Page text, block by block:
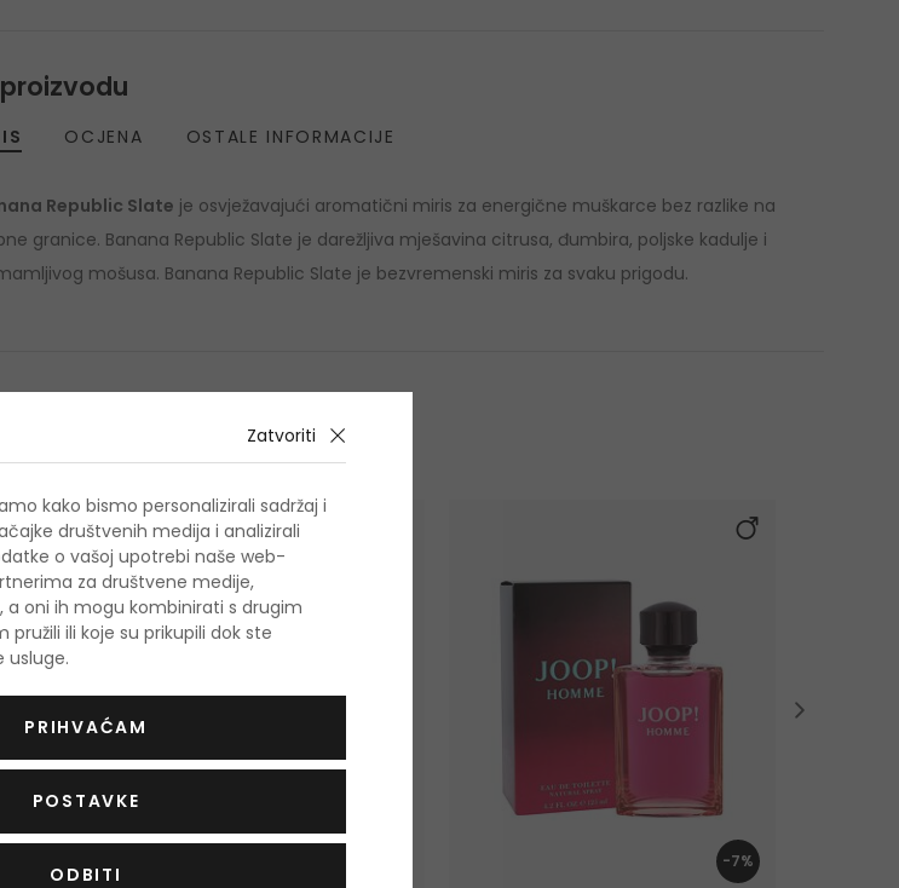
Republic Slate je osvježavajući aromatični miris za energične muškarce bez razlike na
granice. Banana Republic Slate je darežljiva mješavina citrusa, đumbira, poljske kadulje i
mošusa. Banana Republic Slate je bezvremenski miris za svaku prigodu.
OCJENA OSTALE INFORMACIJE
-10%. KOD: OUTLET10
-7%
Zatvoriti
kako bismo personalizirali sadržaj i
društvenih medija i analizirali
o vašoj upotrebi naše web-
za društvene medije,
a oni ih mogu kombinirati s drugim
ili koje su prikupili dok ste
usluge.
PRIHVAĆAM
POSTAVKE
ODBITI